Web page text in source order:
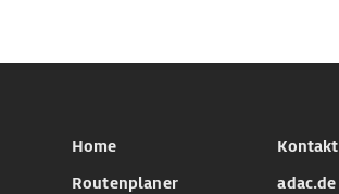
Home
Routenplaner
Kontakt
adac.de